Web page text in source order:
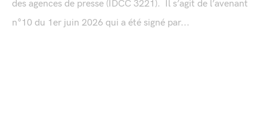
des agences de presse (IDCC 3221). Il s’agit de l’avenant
n°10 du 1er juin 2026 qui a été signé par...